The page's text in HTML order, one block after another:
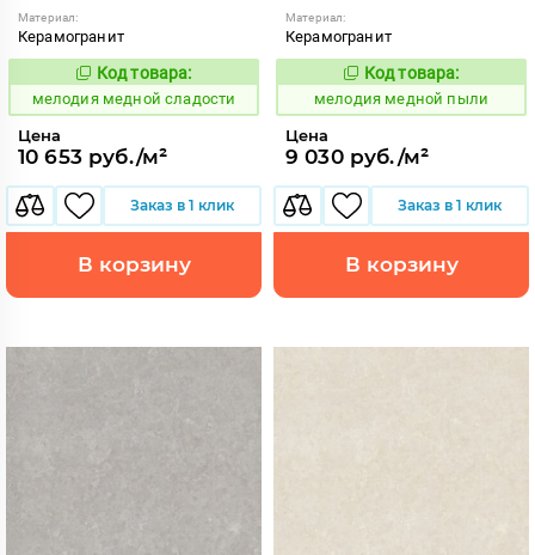
Материал:
Керамогранит
959970
Код товара:
мелодия медной сладости
Цена
10 653 руб./м²
Заказ в 1 клик
В корзину
Материал:
Керамогранит
959951
Код товара:
мелодия медной пыли
Цена
9 030 руб./м²
Заказ в 1 клик
В корзину